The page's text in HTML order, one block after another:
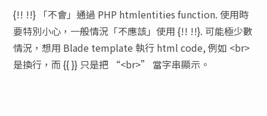
{!! !!} 「不會」通過 PHP htmlentities function. 使用時
要特別小心，一般情況「不應該」使用 {!! !!}. 可能極少數
情況，想用 Blade template 執行 html code, 例如 <br>
是換行，而 {{ }} 只是把 “<br>” 當字串顯示。